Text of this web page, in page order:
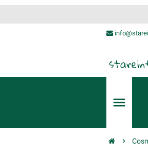
menu
chevron_right